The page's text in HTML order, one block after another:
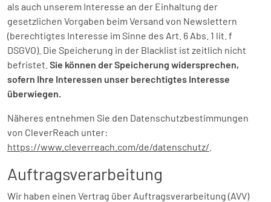
als auch unserem Interesse an der Einhaltung der
gesetzlichen Vorgaben beim Versand von Newslettern
(berechtigtes Interesse im Sinne des Art. 6 Abs. 1 lit. f
DSGVO). Die Speicherung in der Blacklist ist zeitlich nicht
befristet. Sie können der Speicherung widersprechen,
sofern Ihre Interessen unser berechtigtes Interesse
überwiegen.
Näheres entnehmen Sie den Datenschutzbestimmungen
von CleverReach unter:
https://www.cleverreach.com/de/datenschutz/
Auftragsverarbeitung
Wir haben einen Vertrag über Auftragsverarbeitung (AVV)